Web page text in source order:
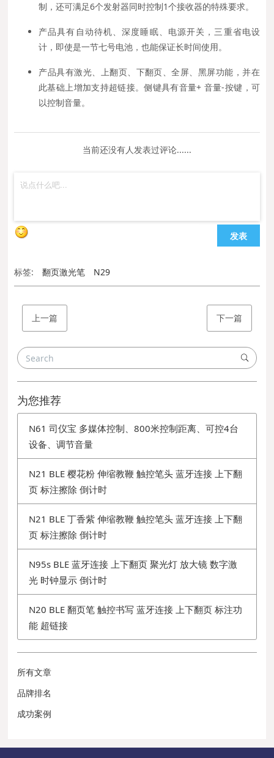
制，还可满足6个发射器同时控制1个接收器的特殊要求。
产品具有自动待机、深度睡眠、电源开关，三重省电设
计，即使是一节七号电池，也能保证长时间使用。
产品具有激光、上翻页、下翻页、全屏、黑屏功能，并在
此基础上增加支持超链接。侧键具有音量+ 音量-按键，可
以控制音量。
当前还没有人发表过评论......
发表
标签: 翻页激光笔 N29
上一篇 下一篇
为您推荐
N61 司仪宝 多媒体控制、800米控制距离、可控4台
设备、调节音量
N21 BLE 樱花粉 伸缩教鞭 触控笔头 蓝牙连接 上下翻
页 标注擦除 倒计时
N21 BLE 丁香紫 伸缩教鞭 触控笔头 蓝牙连接 上下翻
页 标注擦除 倒计时
N95s BLE 蓝牙连接 上下翻页 聚光灯 放大镜 数字激
光 时钟显示 倒计时
N20 BLE 翻页笔 触控书写 蓝牙连接 上下翻页 标注功
能 超链接
所有文章
品牌排名
成功案例